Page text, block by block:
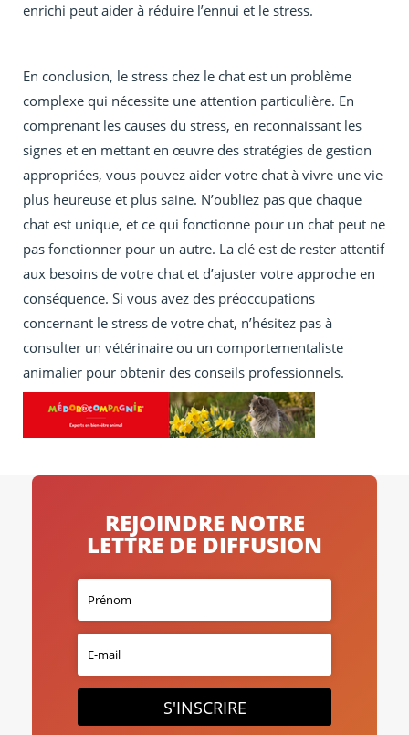
enrichi peut aider à réduire l’ennui et le stress.
En conclusion, le stress chez le chat est un problème
complexe qui nécessite une attention particulière. En
comprenant les causes du stress, en reconnaissant les
signes et en mettant en œuvre des stratégies de gestion
appropriées, vous pouvez aider votre chat à vivre une vie
plus heureuse et plus saine. N’oubliez pas que chaque
chat est unique, et ce qui fonctionne pour un chat peut ne
pas fonctionner pour un autre. La clé est de rester attentif
aux besoins de votre chat et d’ajuster votre approche en
conséquence. Si vous avez des préoccupations
concernant le stress de votre chat, n’hésitez pas à
consulter un vétérinaire ou un comportementaliste
animalier pour obtenir des conseils professionnels.
REJOINDRE NOTRE
LETTRE DE DIFFUSION
S'INSCRIRE